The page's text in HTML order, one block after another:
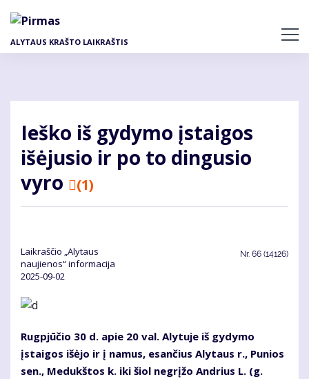
pagrindinį
ALYTAUS KRAŠTO LAIKRAŠTIS
Ieško iš gydymo įstaigos
išėjusio ir po to dingusio
vyro
(1)
Laikraščio „Alytaus
naujienos“ informacija
2025-09-02
Nr. 66 (14126)
Rugpjūčio 30 d. apie 20 val. Alytuje iš gydymo
įstaigos išėjo ir į namus, esančius Alytaus r., Punios
sen., Medukštos k. iki šiol negrįžo Andrius L. (g.